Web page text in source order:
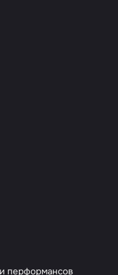
перформансов